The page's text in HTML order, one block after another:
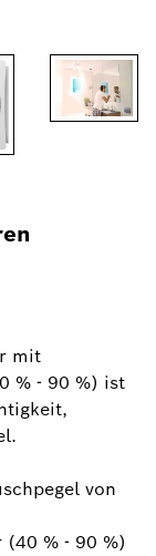
mit
% - 90 %) ist
von
% - 90 %)